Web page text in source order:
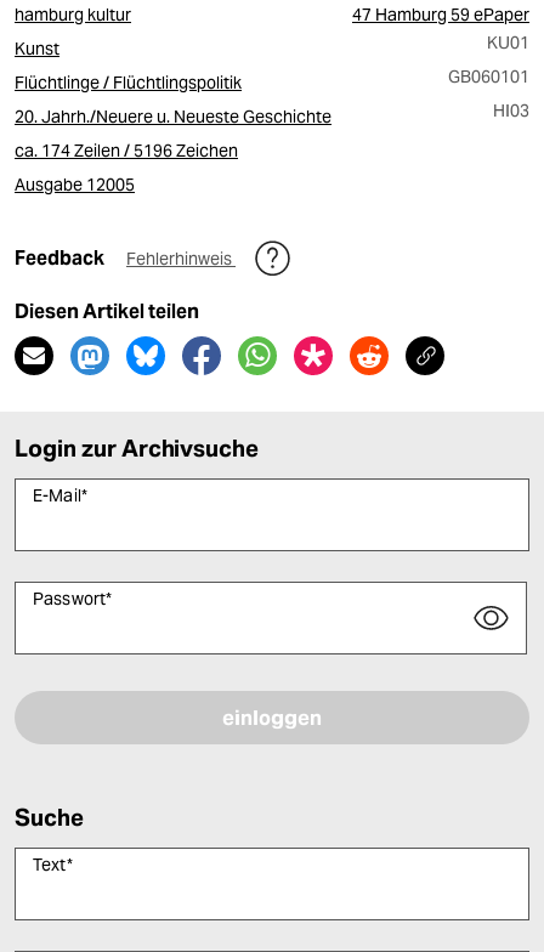
hamburg kultur
47 Hamburg 59 ePaper
Kunst
KU01
Flüchtlinge / Flüchtlingspolitik
GB060101
20. Jahrh./Neuere u. Neueste Geschichte
HI03
ca. 174 Zeilen / 5196 Zeichen
Ausgabe 12005
Feedback Fehlerhinweis
Diesen Artikel teilen
Login zur Archivsuche
E-Mail*
Passwort*
Suche
Text*